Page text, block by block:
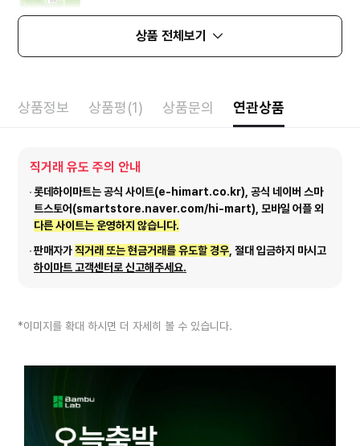
41,700원
37,530 원
상품 전체보기
상품정보 상품평(1) 상품문의 연관상품
직거래 유도 주의 안내
롯데하이마트는 공식 사이트(e-himart.co.kr), 공식 네이버 스마
트스토어(smartstore.naver.com/hi-mart), 모바일 어플 외
다른 사이트는 운영하지 않습니다.
판매자가직거래 또는 현금거래를 유도할 경우 , 절대 입금하지 마시고
하이마트 고객센터로 신고해주세요.
*이미지를 확대 하시면 더 자세히 볼 수 있습니다.